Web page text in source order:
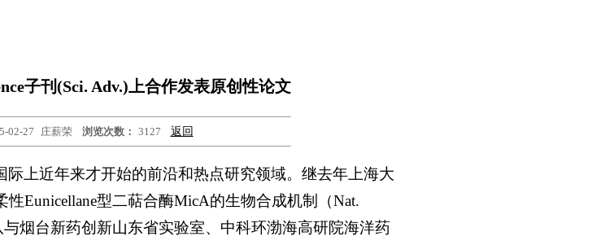
子刊(Sci. Adv.)上合作发表原创性论文
02-27 庄薪荣 浏览次数： 3127 返回
上近年来才开始的前沿和热点研究领域。继去年上海大
Eunicellane型二萜合酶MicA的生物合成机制（Nat.
烟台新药创新山东省实验室、中科环渤海高研院海洋药